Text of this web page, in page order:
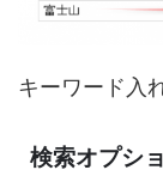
キーワード入
検索オプシ